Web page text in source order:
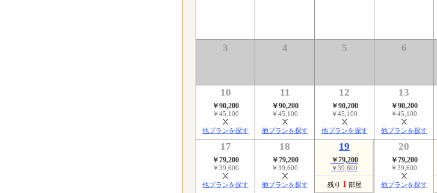
3 4 5 6
10
￥90,200
￥45,100
他プランを探す
11
￥90,200
￥45,100
他プランを探す
12
￥90,200
￥45,100
他プランを探す
13
￥90,200
￥45,100
他プランを探す
17
￥79,200
￥39,600
他プランを探す
18
￥79,200
￥39,600
他プランを探す
19
￥79,200
￥39,600
残り 1 部屋
20
￥79,200
￥39,600
他プランを探す